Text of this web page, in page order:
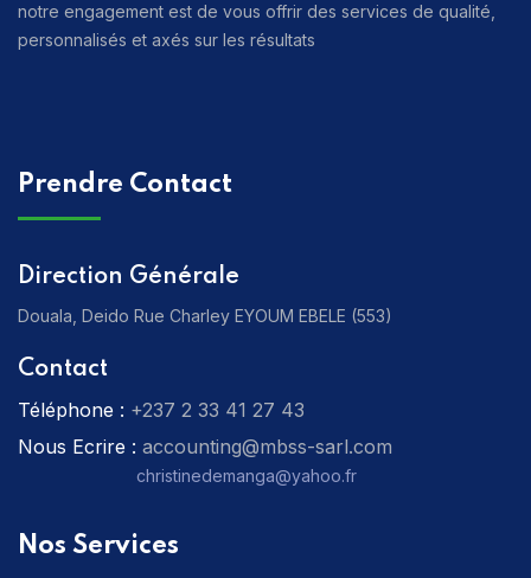
notre engagement est de vous offrir des services de qualité,
personnalisés et axés sur les résultats
Prendre Contact
Direction Générale
Douala, Deido Rue Charley EYOUM EBELE (553)
Contact
Téléphone : ‎+237 2 33 41 27 43
Nous Ecrire : accounting@mbss-sarl.com
christinedemanga@yahoo.fr
Nos Services